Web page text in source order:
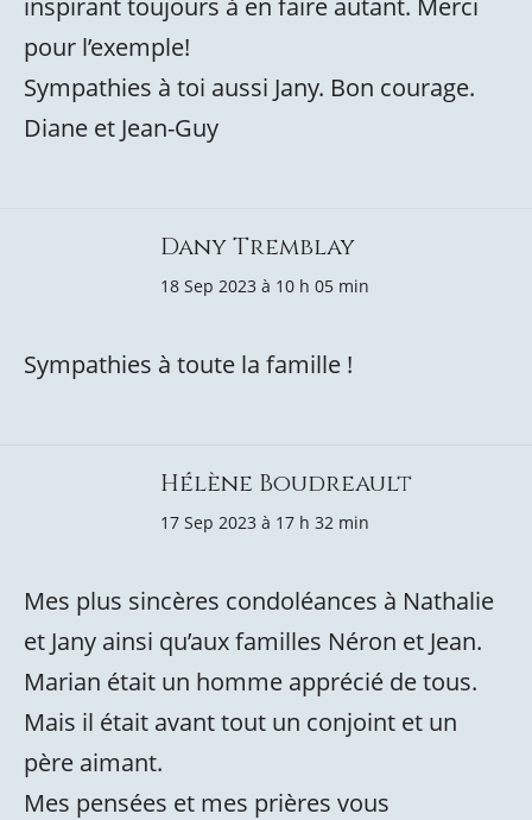
inspirant toujours à en faire autant. Merci
pour l’exemple!
Sympathies à toi aussi Jany. Bon courage.
Diane et Jean-Guy
Dany Tremblay
18 Sep 2023 à 10 h 05 min
Sympathies à toute la famille !
Hélène Boudreault
17 Sep 2023 à 17 h 32 min
Mes plus sincères condoléances à Nathalie
et Jany ainsi qu’aux familles Néron et Jean.
Marian était un homme apprécié de tous.
Mais il était avant tout un conjoint et un
père aimant.
Mes pensées et mes prières vous